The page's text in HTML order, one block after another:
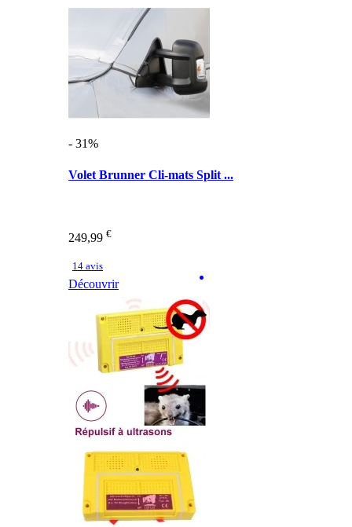
- 31%
Volet Brunner Cli-mats Split ...
249,99 €
14 avis
Découvrir